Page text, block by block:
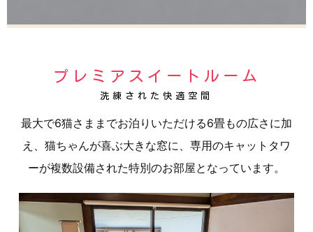
プレミアスイートルーム
洗練された快適空間
最大で6猫さままでお泊りいただける6畳もの広さに加
え、 猫ちゃんが喜ぶ大きな窓に、専用のキャットタワ
ーが複数設備された特別のお部屋となっています。